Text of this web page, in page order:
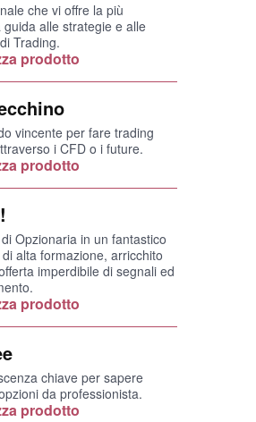
che vi offre la più
guida alle strategie e alle
Trading.
prodotto
vincente per fare trading
i CFD o i future.
prodotto
Opzionaria in un fantastico
alta formazione, arricchito
imperdibile di segnali ed
prodotto
chiave per sapere
da professionista.
prodotto